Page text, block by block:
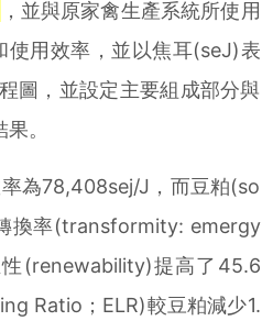
，並與原家禽生產系統所使用
使用效率，並以焦耳(seJ)表
圖，並設定主要組成部分與
。
為78,408sej/J，而豆粕(so
換率(transformity: emergy
(renewability)提高了45.6
Ratio；ELR)較豆粕減少1.